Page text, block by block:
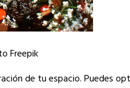
Freepik
de tu espacio. Puedes